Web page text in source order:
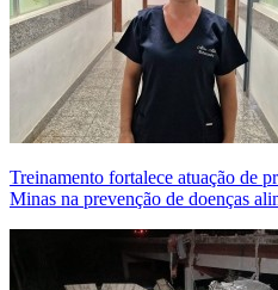
Treinamento fortalece atuação de
Minas na prevenção de doenças